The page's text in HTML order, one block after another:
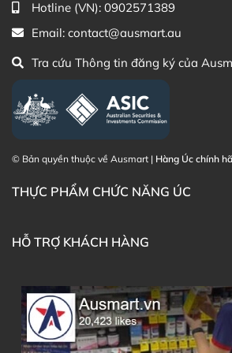
(Australia)
Điện thoại liên hệ đặt hàng:
Thạc sĩ Điều dưỡng & Cố vấn sản
phẩm Lily Huỳnh
Hotline (VN): 0902571389
Email: contact@ausmart.au
Tra cứu Thông tin đăng ký của
© Bản quyền thuộc về Ausmart | Hàng Úc chính
THỰC PHẨM CHỨC NĂNG ÚC
HỖ TRỢ KHÁCH HÀNG